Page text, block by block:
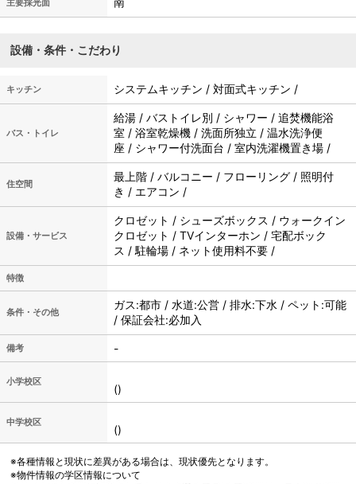
主要採光面
設備・条件・こだわり
キッチン システムキッチン / 対面式キッチン /
バス・トイレ
給湯 / バストイレ別 / シャワー / 追焚機能浴
室 / 浴室乾燥機 / 洗面所独立 / 温水洗浄便
座 / シャワー付洗面台 / 室内洗濯機置き場 /
住空間
最上階 / バルコニー / フローリング / 照明付
き / エアコン /
設備・サービス
クロゼット / シューズボックス / ウォークイン
クロゼット / TVインターホン / 宅配ボック
ス / 駐輪場 / ネット使用料不要 /
特徴
条件・その他
ガス:都市 / 水道:公営 / 排水:下水 / ペット:可能
/ 保証会社:必加入
備考 -
小学校区
()
中学校区
()
※各種情報と現状に差異がある場合は、現状優先となります。
※物件情報の学区情報について